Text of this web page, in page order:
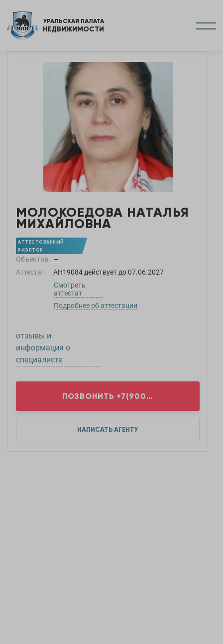
УРАЛЬСКАЯ ПАЛАТА
НЕДВИЖИМОСТИ
МОЛОКОЕДОВА НАТАЛЬЯ
МИХАЙЛОВНА
АТТЕСТОВАННЫЙ
РИЭЛТОР
Объектов
—
Аттестат
АН19084 действует до07.06.2027
Смотреть
аттестат
Подробнее об аттестации
отзывы и
информация о
специалисте
ПОЗВОНИТЬ +7(900)0...
НАПИСАТЬ АГЕНТУ